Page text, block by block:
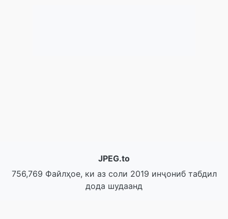
JPEG.to
756,769 Файлҳое, ки аз соли 2019 инҷониб табдил
дода шудаанд